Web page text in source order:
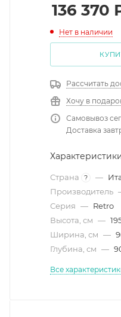
136 370
Нет в наличии
Рассчитать
Хочу в
Самовывоз
Доставка
Страна ? —
Производитель
Серия — Retro
Высота, см —
Ширина, см —
Глубина, см —
Все